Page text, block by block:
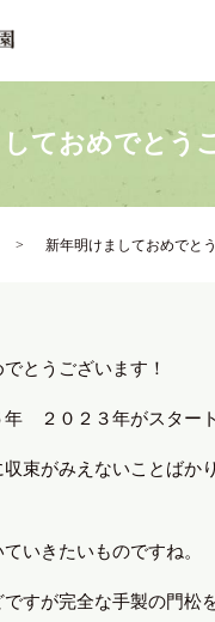
ておめでとう
新年明けましておめでと
とうございます！
年 ２０２３年がスター
束がみえないことばか
いきたいものですね。
すが完全な手製の門松